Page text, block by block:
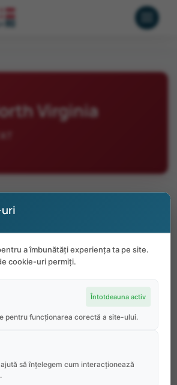
Virginia
a îmbunătăți experiența ta pe site.
cookie-uri permiți.
Întotdeauna activ
pentru funcționarea corectă a site-ului.
să înțelegem cum interacționează